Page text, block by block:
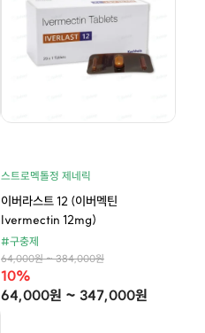
스트로멕톨정 제네릭
이버라스트 12 (이버멕틴
Ivermectin 12mg)
#구충제
64,000원 ~ 384,000원
10%
64,000원 ~ 347,000원